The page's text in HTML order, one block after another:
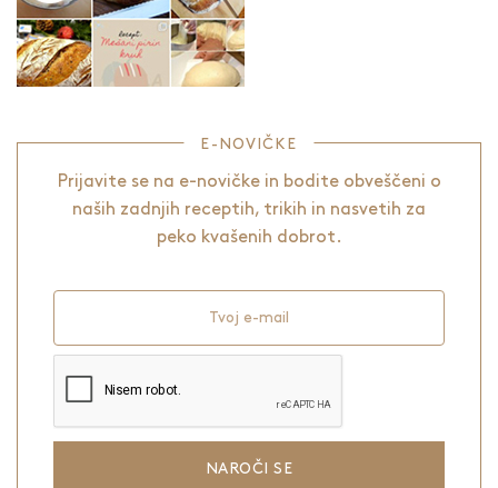
E-NOVIČKE
Prijavite se na e-novičke in bodite obveščeni o
naših zadnjih receptih, trikih in nasvetih za
peko kvašenih dobrot.
Tvoj e-mail
NAROČI SE